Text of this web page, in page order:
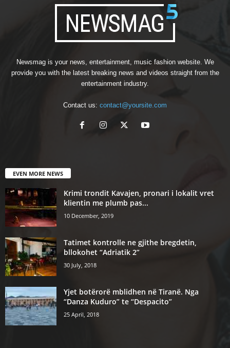
Newsmag is your news, entertainment, music fashion website. We
provide you with the latest breaking news and videos straight from the
entertainment industry.
Contact us: contact@yoursite.com
EVEN MORE NEWS
Krimi trondit Kavajen, pronari i lokalit vret
klientin me plumb pas...
10 December, 2019
Tatimet kontrolle ne gjithe bregdetin,
bllokohet “Adriatik 2”
30 July, 2018
Yjet botërorë mblidhen në Tiranë. Nga
“Danza Kuduro” te “Despacito”
25 April, 2018